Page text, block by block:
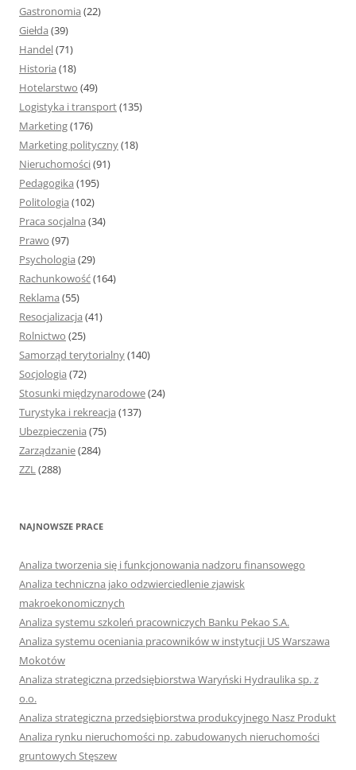
Gastronomia (22)
Giełda (39)
Handel(71)
Historia (18)
Hotelarstwo (49)
Logistyka i transport(135)
Marketing(176)
Marketing polityczny(18)
Nieruchomości(91)
Pedagogika (195)
Politologia (102)
Praca socjalna (34)
Prawo (97)
Psychologia (29)
Rachunkowość(164)
Reklama (55)
Resocjalizacja (41)
Rolnictwo (25)
Samorząd terytorialny(140)
Socjologia (72)
Stosunki międzynarodowe(24)
Turystyka i rekreacja (137)
Ubezpieczenia (75)
Zarządzanie(284)
ZZL(288)
NAJNOWSZE PRACE
Analiza tworzenia się i funkcjonowania nadzoru finansowego
Analiza techniczna jako odzwierciedlenie zjawisk
makroekonomicznych
Analiza systemu szkoleń pracowniczych Banku Pekao S.A.
Analiza systemu oceniania pracowników w instytucji US Warszawa
Mokotów
Analiza strategiczna przedsiębiorstwa Waryński Hydraulika sp. z
o.o.
Analiza strategiczna przedsiębiorstwa produkcyjnego Nasz Produkt
Analiza rynku nieruchomości np. zabudowanych nieruchomości
gruntowych Stęszew